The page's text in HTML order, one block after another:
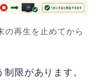
の再生を止めてから
制限があります。